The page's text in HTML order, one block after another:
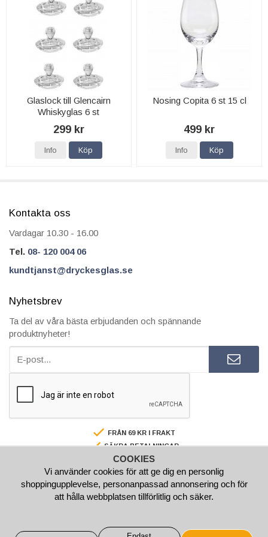
Glaslock till Glencairn
Whiskyglas 6 st
299 kr
Info Köp
Nosing Copita 6 st 15 cl
499 kr
Info Köp
Kontakta oss
Vardagar 10.30 - 16.00
Tel. 08- 120 004 06
kundtjanst@dryckesglas.se
Nyhetsbrev
Ta del av våra bästa erbjudanden och spännande
produktnyheter!
FRÅN 69 KR I FRAKT
SÄKRA BETALNINGAR
FAKTURA/AVBETALNING
SNABBA LEVERANSER
BESTÄLL INNAN 15.00 SÅ SKICKAR VI SAMMA VARDAG
COOKIES
Vi använder cookies för att ge dig en personlig
shoppingupplevelse, personanpassad annonsering och för
att hålla webbplatsen tillförlitlig och säker.